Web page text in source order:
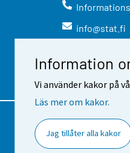
Information
Vi använder kakor på
Läs mer om kakor.
Jag tillåter alla kakor
info@stat.fi